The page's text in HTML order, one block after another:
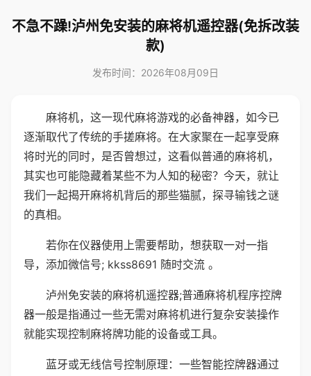
不急不躁!泸州免安装的麻将机遥控器(免拆改装
款)
发布时间：2026年08月09日
麻将机，这一现代麻将游戏的必备神器，如今已
逐渐取代了传统的手搓麻将。在大家聚在一起享受麻
将时光的同时，是否曾想过，这看似普通的麻将机，
其实也可能隐藏着某些不为人知的秘密？今天，就让
我们一起揭开麻将机背后的那些猫腻，探寻输钱之谜
的真相。
若你在仪器使用上需要帮助，想获取一对一指
导，添加微信号; kkss8691 随时交流 。
泸州免安装的麻将机遥控器;普通麻将机程序控牌
器一般是指通过一些无需对麻将机进行复杂安装操作
就能实现控制麻将牌功能的设备或工具。
蓝牙或无线信号控制原理：一些智能控牌器通过